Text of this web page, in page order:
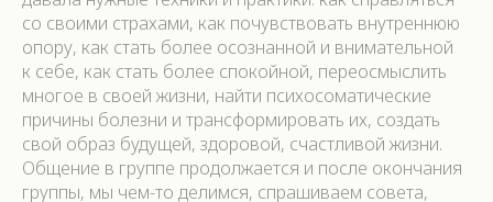
со своими страхами, как почувствовать внутреннюю
опору, как стать более осознанной и внимательной
к себе, как стать более спокойной, переосмыслить
многое в своей жизни, найти психосоматические
причины болезни и трансформировать их, создать
свой образ будущей, здоровой, счастливой жизни.
Общение в группе продолжается и после окончания
группы, мы чем-то делимся, спрашиваем совета,